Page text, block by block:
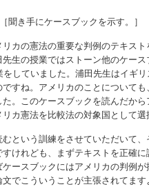
［聞き手にケースブックを示す。］
カの憲法の重要な判例のテキス
生の授業ではストーン他のケース
していました。浦田先生はイギ
すね。アメリカのことについて
。このケースブックを読んだか
カ憲法を比較法の対象国として
という訓練をさせていただいて
けれども、まずテキストを正確
ースブックにはアメリカの判例
でこういうことが主張されてま